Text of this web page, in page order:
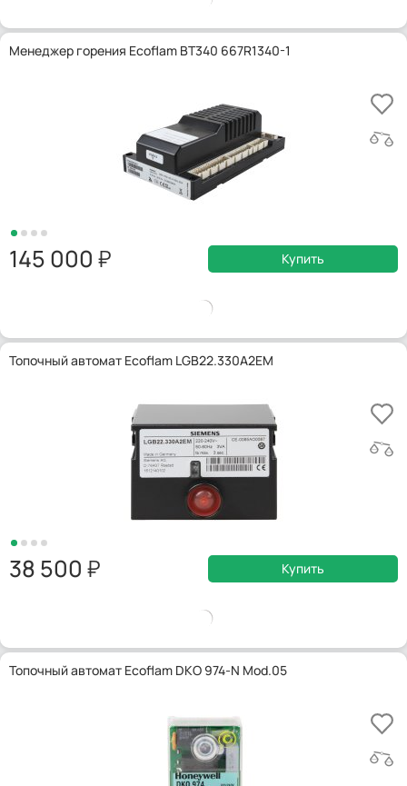
Менеджер горения Ecoflam BT340 667R1340-1
145 000 Купить
Топочный автомат Ecoflam LGB22.330A2EM
38 500 Купить
Топочный автомат Ecoflam DKO 974-N Mod.05